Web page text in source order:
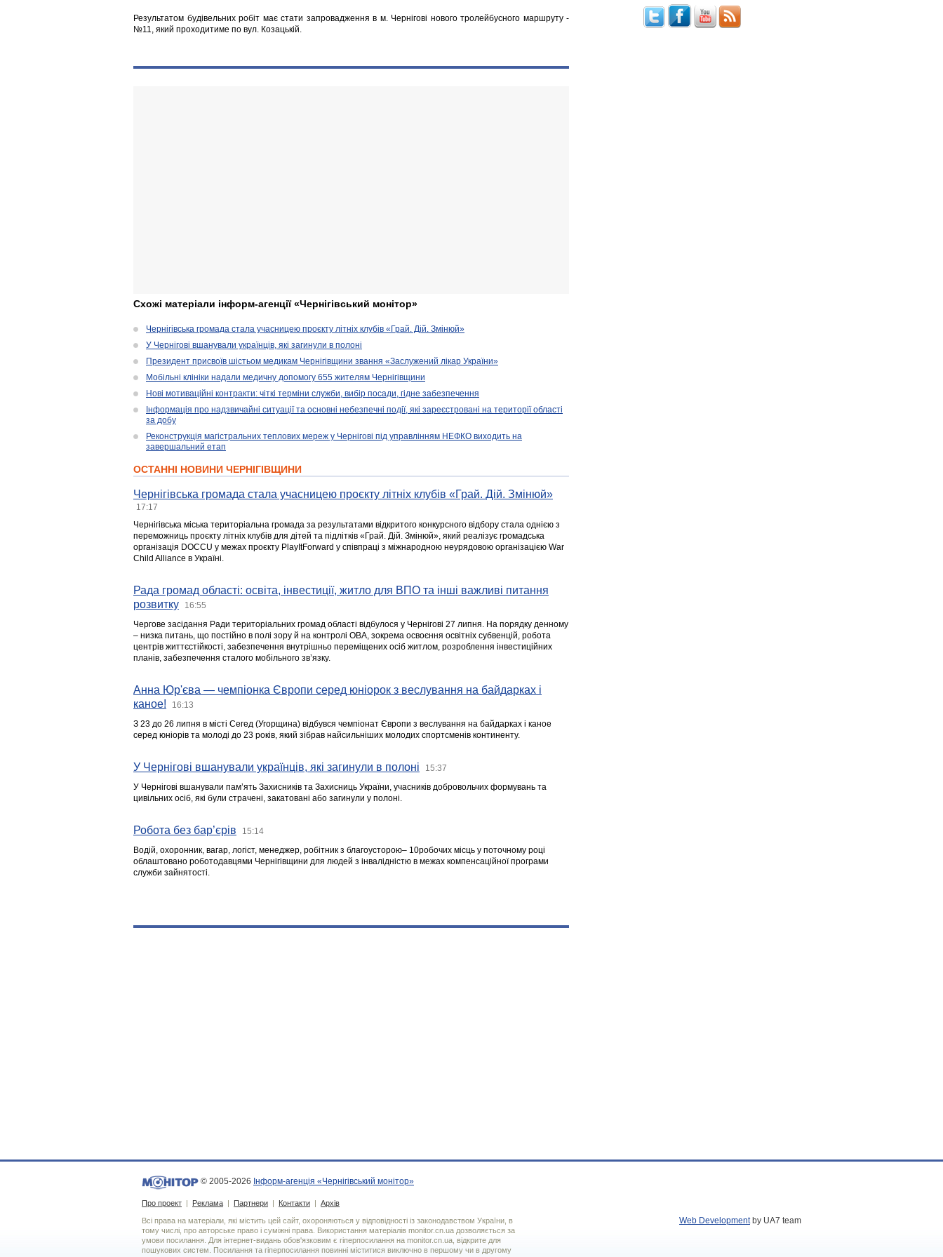
Результатом будівельних робіт має стати запровадження в м. Чернігові нового тролейбусного маршруту -
№11, який проходитиме по вул. Козацькій.
Схожі матеріали інформ-агенції «Чернігівський монітор»
Чернігівська громада стала учасницею проєкту літніх клубів «Грай. Дій. Змінюй»
У Чернігові вшанували українців, які загинули в полоні
Президент присвоїв шістьом медикам Чернігівщини звання «Заслужений лікар України»
Мобільні клініки надали медичну допомогу 655 жителям Чернігівщини
Нові мотиваційні контракти: чіткі терміни служби, вибір посади, гідне забезпечення
Інформація про надзвичайні ситуації та основні небезпечні події, які зареєстровані на території області
за добу
Реконструкція магістральних теплових мереж у Чернігові під управлінням НЕФКО виходить на
завершальний етап
ОСТАННІ НОВИНИ ЧЕРНІГІВЩИНИ
Чернігівська громада стала учасницею проєкту літніх клубів «Грай. Дій. Змінюй»
17:17
Чернігівська міська територіальна громада за результатами відкритого конкурсного відбору стала однією з
переможниць проєкту літніх клубів для дітей та підлітків «Грай. Дій. Змінюй», який реалізує громадська
організація DOCCU у межах проєкту PlayItForward у співпраці з міжнародною неурядовою організацією War
Child Alliance в Україні.
Рада громад області: освіта, інвестиції, житло для ВПО та інші важливі питання
розвитку
16:55
Чергове засідання Ради територіальних громад області відбулося у Чернігові 27 липня. На порядку денному
– низка питань, що постійно в полі зору й на контролі ОВА, зокрема освоєння освітніх субвенцій, робота
центрів життєстійкості, забезпечення внутрішньо переміщених осіб житлом, розроблення інвестиційних
планів, забезпечення сталого мобільного зв’язку.
Анна Юр'єва — чемпіонка Європи серед юніорок з веслування на байдарках і
каное!
16:13
З 23 до 26 липня в місті Сегед (Угорщина) відбувся чемпіонат Європи з веслування на байдарках і каное
серед юніорів та молоді до 23 років, який зібрав найсильніших молодих спортсменів континенту.
У Чернігові вшанували українців, які загинули в полоні 15:37
У Чернігові вшанували пам’ять Захисників та Захисниць України, учасників добровольчих формувань та
цивільних осіб, які були страчені, закатовані або загинули у полоні.
Робота без бар’єрів 15:14
Водій, охоронник, вагар, логіст, менеджер, робітник з благоусторою– 10робочих місць у поточному році
облаштовано роботодавцями Чернігівщини для людей з інвалідністю в межах компенсаційної програми
служби зайнятості.
© 2005-2026 Інформ-агенція «Чернігівський монітор»
Про проект | Реклама | Партнери | Контакти | Архів
Всі права на матеріали, які містить цей сайт, охороняються у відповідності із законодавством України, в
тому числі, про авторське право і суміжні права. Використання матерiалiв monitor.cn.ua дозволяється за
умови посилання. Для iнтернет-видань обов'язковим є гiперпосилання на monitor.cn.ua, відкрите для
пошукових систем. Посилання та гіперпосилання повинні міститися виключно в першому чи в другому
Web Developmentby UA7 team